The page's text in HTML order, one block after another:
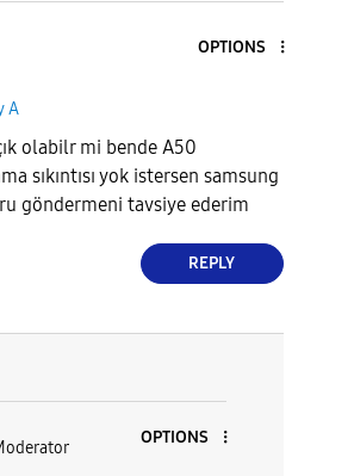
OPTIONS
A
olabilr mi bende A50
sıkıntısı yok istersen samsung
göndermeni tavsiye ederim
REPLY
OPTIONS